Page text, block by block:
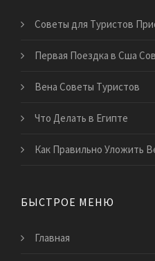
Советы для Туристов
Первая Поездка в Сша
Вена Советы Туристов
Что Делать в Египте
Как Правильно Уложить
БЫСТРОЕ МЕНЮ
Главная